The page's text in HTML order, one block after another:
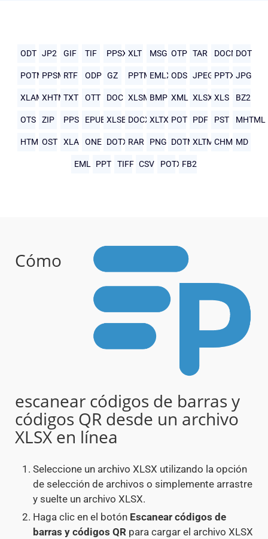
ODT JP2 GIF TIF PPSX XLT MSG OTP TAR DOCMDOT
POTMPPSMRTF ODP GZ PPTMEMLXODS JPEG PPTX JPG
XLAMXHTMLTXT OTT DOC XLSMBMP XML XLSX XLS BZ2
OTS ZIP PPS EPUB XLSB DOCXXLTX POT PDF PST MHTML
HTMLOST XLA ONE DOTX RAR PNG DOTMXLTM CHM MD
EML PPT TIFF CSV POTX FB2
Cómo
escanear códigos de barras y
códigos QR desde un archivo
XLSX en línea
Seleccione un archivo XLSX utilizando la opción
de selección de archivos o simplemente arrastre
y suelte un archivo XLSX.
Haga clic en el botón Escanear códigos de
barras y códigos QR para cargar el archivo XLSX